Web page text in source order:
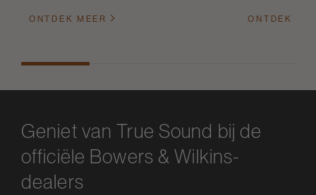
ONTDEK MEER ONTDEK
Geniet van True Sound bij de
officiële Bowers & Wilkins-
dealers